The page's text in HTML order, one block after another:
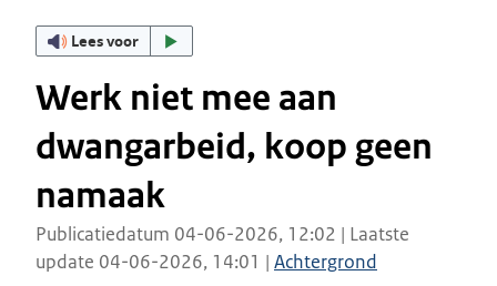
Lees voor
Werk niet mee aan
dwangarbeid, koop geen
namaak
Publicatiedatum 04-06-2026, 12:02 | Laatste
update 04-06-2026, 14:01 | Achtergrond